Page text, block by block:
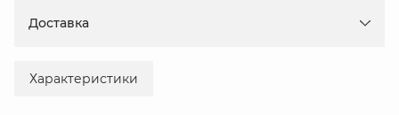
Доставка
Характеристики